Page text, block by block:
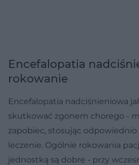
Encefalopatia
rokowanie
Encefalopatia nadciśnieniowa
skutkować zgonem chorego -
zapobiec, stosując odpowiednio
leczenie. Ogólnie rokowania
jednostką są dobre - przy